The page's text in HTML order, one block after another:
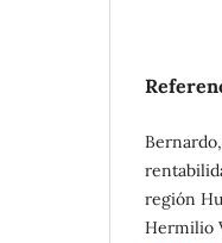
Bernardo,
región
Hermilio